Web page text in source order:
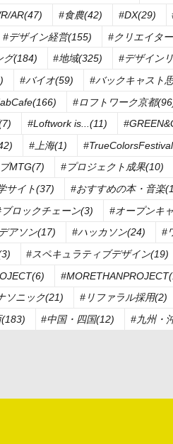
AR(47) #食農(42) #DX(29)
#デザイン経営(155) #クリエイタ
グ(184) #地域(325) #デザイン
#バイオ(59) #バックキャスト
#ロフトワーク京都
#Loftwork is...(11)
#上海(1)
MTG(7) #プロジェクト成果(10)
サイト(37) #おすすめの本・音楽
ロックチェーン(3) #オープンキ
アソン(17) #ハッカソン(24) #
#スペキュラティブデザイン(19)
ソニック(21) #リファラル採用(2)
#中国・四国(12) #九州・